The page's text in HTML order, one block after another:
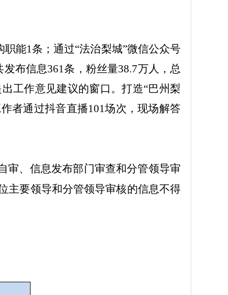
职能1条；通过“法治梨城”微信公众号
发布信息361条，粉丝量38.7万人，总
工作意见建议的窗口。打造“巴州梨
者通过抖音直播101场次，现场解答
审、信息发布部门审查和分管领导审
主要领导和分管领导审核的信息不得